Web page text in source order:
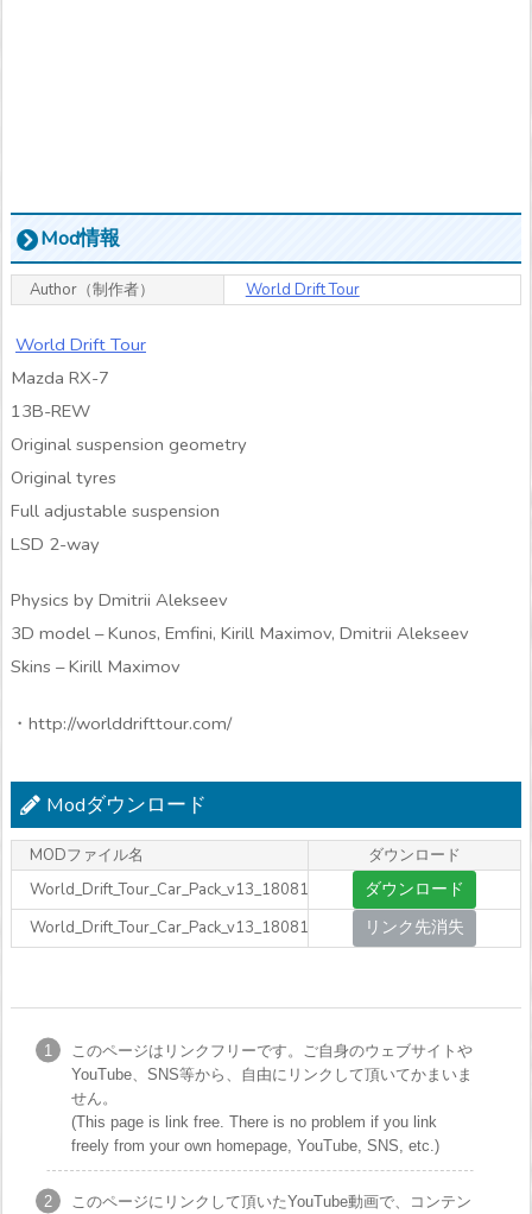
Mod情報
Author（制作者） World Drift Tour
World Drift Tour
Mazda RX-7
13B-REW
Original suspension geometry
Original tyres
Full adjustable suspension
LSD 2-way
Physics by Dmitrii Alekseev
3D model – Kunos, Emfini, Kirill Maximov, Dmitrii Alekseev
Skins – Kirill Maximov
・http://worlddrifttour.com/
Modダウンロード
MODファイル名
ダウンロード
World_Drift_Tour_Car_Pack_v13_180819.zip
ダウンロード
World_Drift_Tour_Car_Pack_v13_180819.zip リンク先消失
このページはリンクフリーです。ご自身のウェブサイトや
YouTube、SNS等から、自由にリンクして頂いてかまいま
せん。
(This page is link free. There is no problem if you link
freely from your own homepage, YouTube, SNS, etc.)
このページにリンクして頂いたYouTube動画で、コンテン